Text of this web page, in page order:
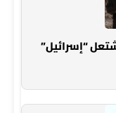
“إسرائيل”